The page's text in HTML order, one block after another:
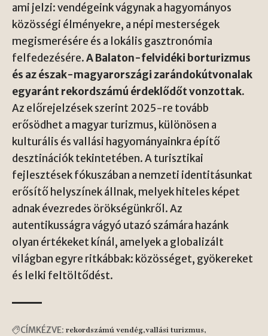
ami jelzi: vendégeink vágynak a hagyományos
közösségi élményekre, a népi mesterségek
megismerésére és a lokális gasztronómia
felfedezésére.A Balaton-felvidéki borturizmus
és az észak-magyarországi zarándokútvonalak
egyaránt rekordszámú érdeklődőt vonzottak.
Az előrejelzések szerint 2025-re tovább
erősödhet a magyar turizmus, különösen a
kulturális és vallási hagyományainkra építő
desztinációk tekintetében. A turisztikai
fejlesztések fókuszában a nemzeti identitásunkat
erősítő helyszínek állnak, melyek hiteles képet
adnak évezredes örökségünkről. Az
autentikusságra vágyó utazó számára hazánk
olyan értékeket kínál, amelyek a globalizált
világban egyre ritkábbak: közösséget, gyökereket
és lelki feltöltődést.
CÍMKÉZVE: rekordszámú vendég vallási turizmus